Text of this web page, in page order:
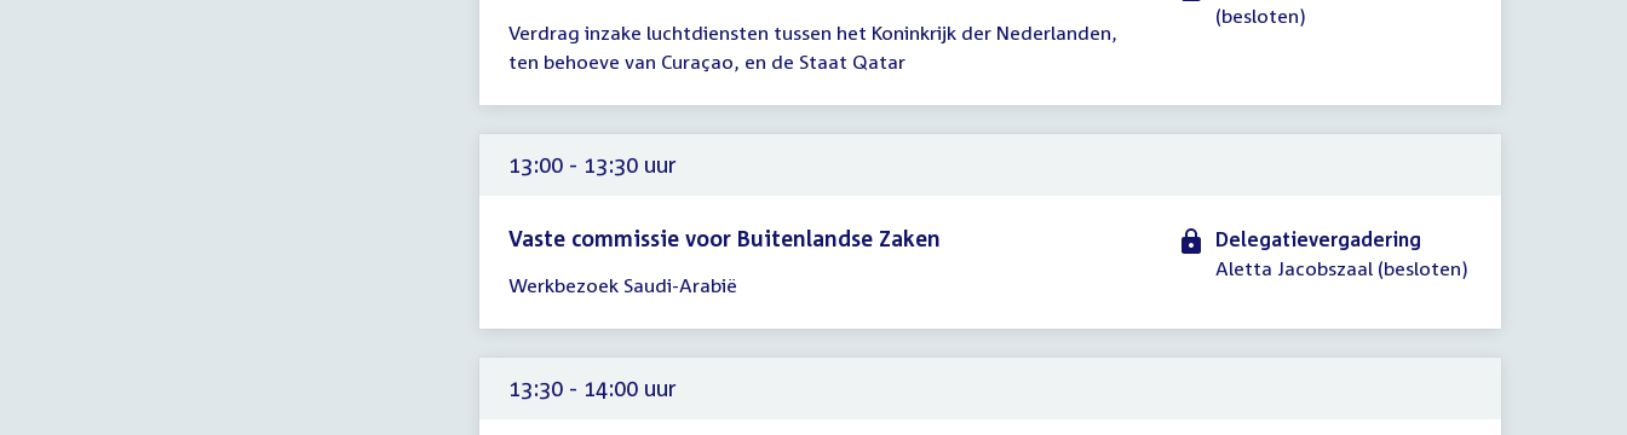
vergadering
tot
12:00
uur
Verdrag inzake luchtdiensten tussen het Koninkrijk der Nederlanden,
ten behoeve van Curaçao, en de Staat Qatar
(besloten)
13:00 - 13:30 uur
Vaste commissie voor Buitenlandse Zaken
vergadering
13:00
-
13:30
Werkbezoek Saudi-Arabië
Delegatievergadering
Aletta Jacobszaal (besloten)
13:30 - 14:00 uur